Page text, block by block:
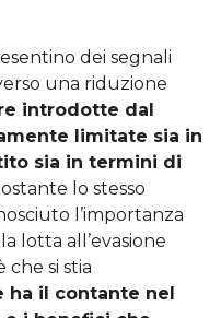
dei segnali
una riduzione
introdotte dal
limitate sia in
sia in termini di
lo stesso
l’importanza
lotta all’evasione
che si stia
ha il contante nel